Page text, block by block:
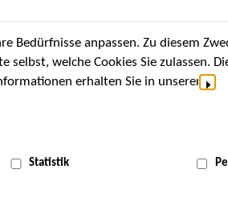
Über uns Aktuelles
Bedürfnisse anpassen. Zu diesem
selbst, welche Cookies Sie zulassen.
erhalten Sie in unserer
Statistik